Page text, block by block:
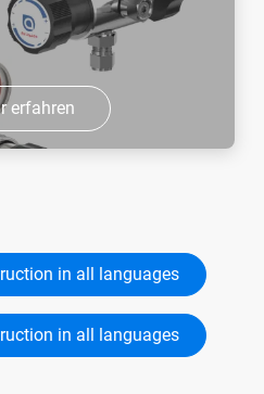
erfahren
in all languages
in all languages